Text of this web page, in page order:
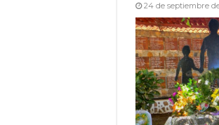
24 de septiembre de